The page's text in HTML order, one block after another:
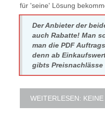
für 'seine' Lösung
Der Anbieter der
auch Rabatte! Man
man die PDF
denn ab
gibts Preisnachlässe
WEITERLESEN: